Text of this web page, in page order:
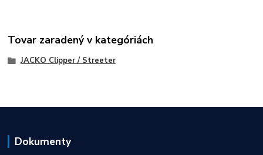
Tovar zaradený v kategóriách
JACKO Clipper / Streeter
Dokumenty